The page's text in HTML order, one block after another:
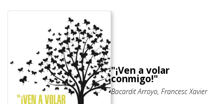
"¡Ven a volar
conmigo!"
Bacardit Arroyo, Francesc Xavier